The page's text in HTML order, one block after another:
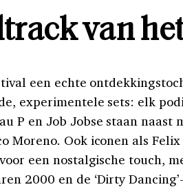
van
een echte
experimentele sets: elk
P en Job Jobse staan naast
Moreno. Ook iconen als
een nostalgische touch,
2000 en de ‘Dirty